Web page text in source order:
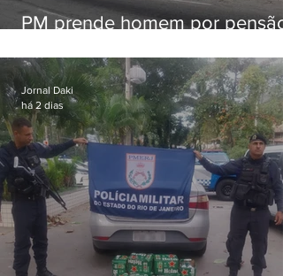
PM prende homem por pensão
Jornal Daki
há 2 dias